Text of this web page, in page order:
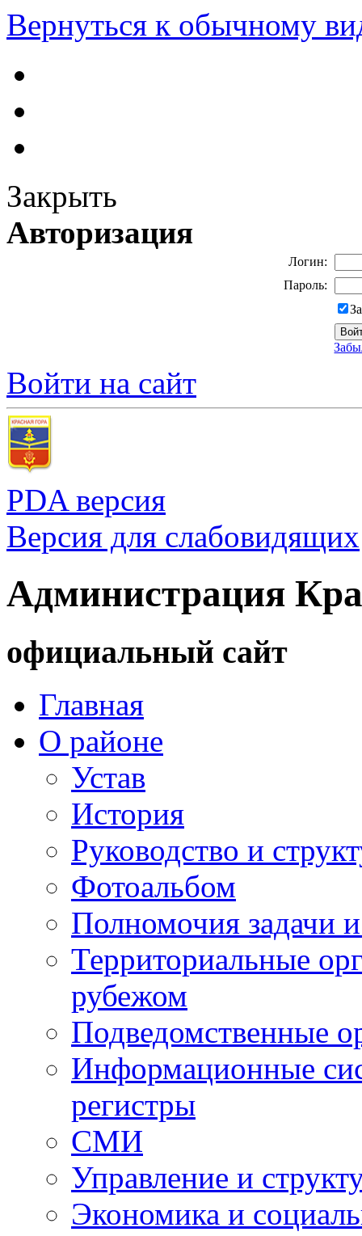
Вернуться к обычному
Закрыть
Авторизация
Логин:
Пароль:
Войти на сайт
PDA версия
Версия для слабовидящих
Администрация
официальный сайт
Главная
О районе
Устав
История
Руководство и
Фотоальбом
Полномочия задачи
Территориальные
рубежом
Подведомственные
Информационные
регистры
СМИ
Управление и
Экономика и